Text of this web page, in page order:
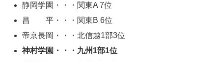
静岡学園・・・関東A 7位
昌 平・・・関東B 6位
帝京長岡・・・北信越1部3位
神村学園・・・九州1部1位